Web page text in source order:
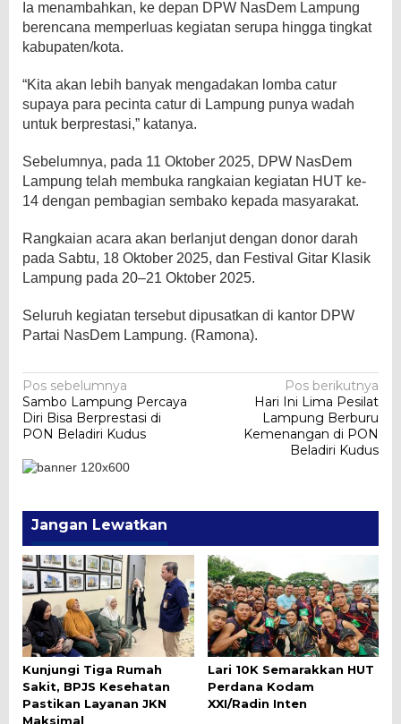
Ia menambahkan, ke depan DPW NasDem Lampung
berencana memperluas kegiatan serupa hingga tingkat
kabupaten/kota.
“Kita akan lebih banyak mengadakan lomba catur
supaya para pecinta catur di Lampung punya wadah
untuk berprestasi,” katanya.
Sebelumnya, pada 11 Oktober 2025, DPW NasDem
Lampung telah membuka rangkaian kegiatan HUT ke-
14 dengan pembagian sembako kepada masyarakat.
Rangkaian acara akan berlanjut dengan donor darah
pada Sabtu, 18 Oktober 2025, dan Festival Gitar Klasik
Lampung pada 20–21 Oktober 2025.
Seluruh kegiatan tersebut dipusatkan di kantor DPW
Partai NasDem Lampung. (Ramona).
Navigasi
pos
Pos sebelumnya
Sambo Lampung Percaya
Diri Bisa Berprestasi di
PON Beladiri Kudus
Pos berikutnya
Hari Ini Lima Pesilat
Lampung Berburu
Kemenangan di PON
Beladiri Kudus
Jangan Lewatkan
Kunjungi Tiga Rumah
Sakit, BPJS Kesehatan
Pastikan Layanan JKN
Maksimal
Lari 10K Semarakkan HUT
Perdana Kodam
XXI/Radin Inten